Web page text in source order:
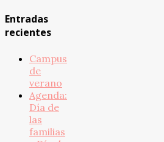
Entradas
recientes
Campus
de
verano
Agenda:
Día de
las
familias